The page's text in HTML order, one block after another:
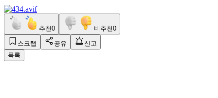
추천0 비추천0
스크랩 공유
신고
목록